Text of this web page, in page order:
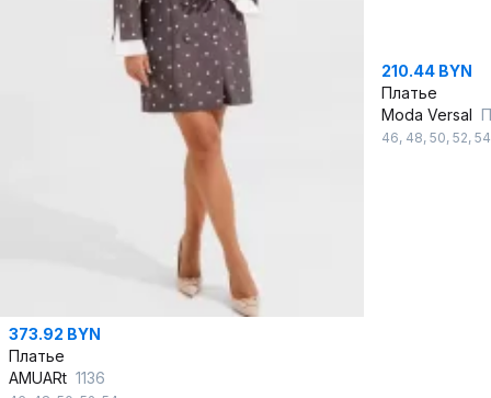
373.92 BYN
Платье
AMUARt 1136
210.44 BYN
Платье
Moda Versal
46, 48, 50, 52, 54